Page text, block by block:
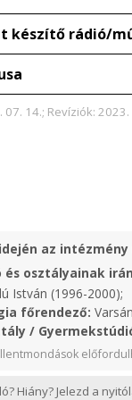
készítő rádió/
14.; Revíziók:
az intézmény
és osztályainak
István (1996-2000);
főrendező:
/
Hiány? Jelezd a